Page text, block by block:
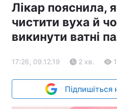
Лікар пояснила,
чистити вуха й
викинути ватні
17:26, 09.12.19 2 хв.
Підпишіться